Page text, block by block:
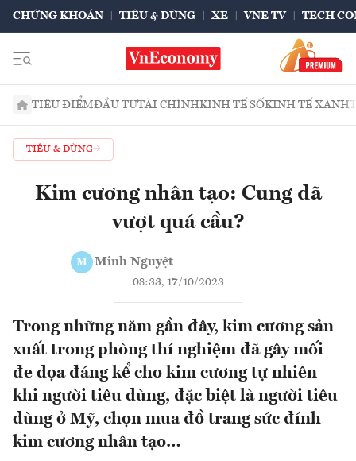
CHỨNG KHOÁN TIÊU & DÙNG XE VNE TV TECH
TIÊU ĐIỂMĐẦU TƯTÀI CHÍNHKINH TẾ SỐKINH TẾ XANH
TIÊU & DÙNG
Kim cương nhân tạo: Cung đã
vượt quá cầu?
M Minh Nguyệt
08:33, 17/10/2023
Trong những năm gần đây, kim cương sản
xuất trong phòng thí nghiệm đã gây mối
đe dọa đáng kể cho kim cương tự nhiên
khi người tiêu dùng, đặc biệt là người tiêu
dùng ở Mỹ, chọn mua đồ trang sức đính
kim cương nhân tạo…